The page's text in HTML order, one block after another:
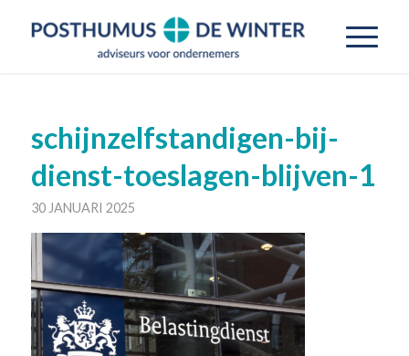
schijnzelfstandigen-bij-
dienst-toeslagen-blijven-1
30 JANUARI 2025